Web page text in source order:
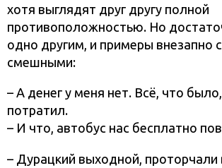
хотя выглядят друг другу полной
противоположностью. Но
одно другим, и примеры внезапно
смешными:
– А денег у меня нет. Всё, что
потратил.
– И что, автобус нас бесплатно
– Дурацкий выходной, проторчали